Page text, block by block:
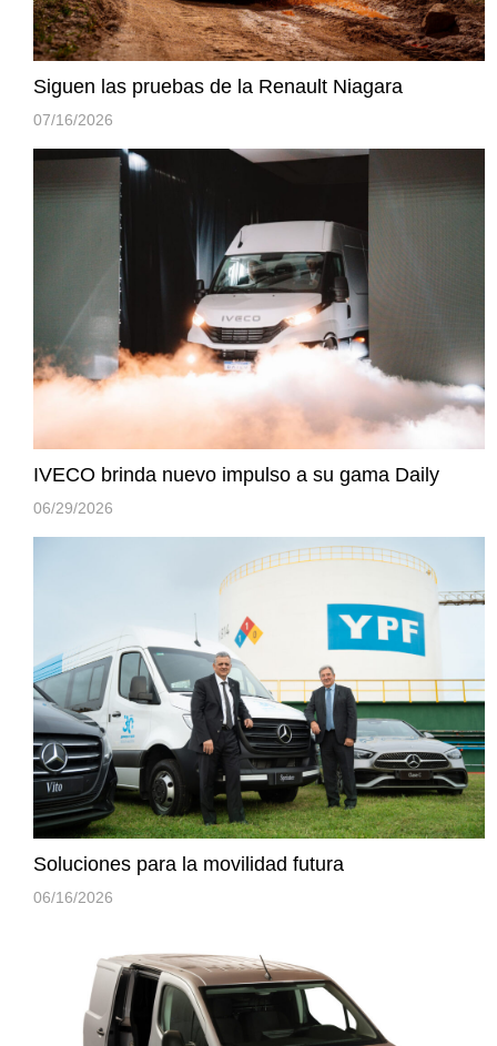
Siguen las pruebas de la Renault Niagara
07/16/2026
IVECO brinda nuevo impulso a su gama Daily
06/29/2026
Soluciones para la movilidad futura
06/16/2026